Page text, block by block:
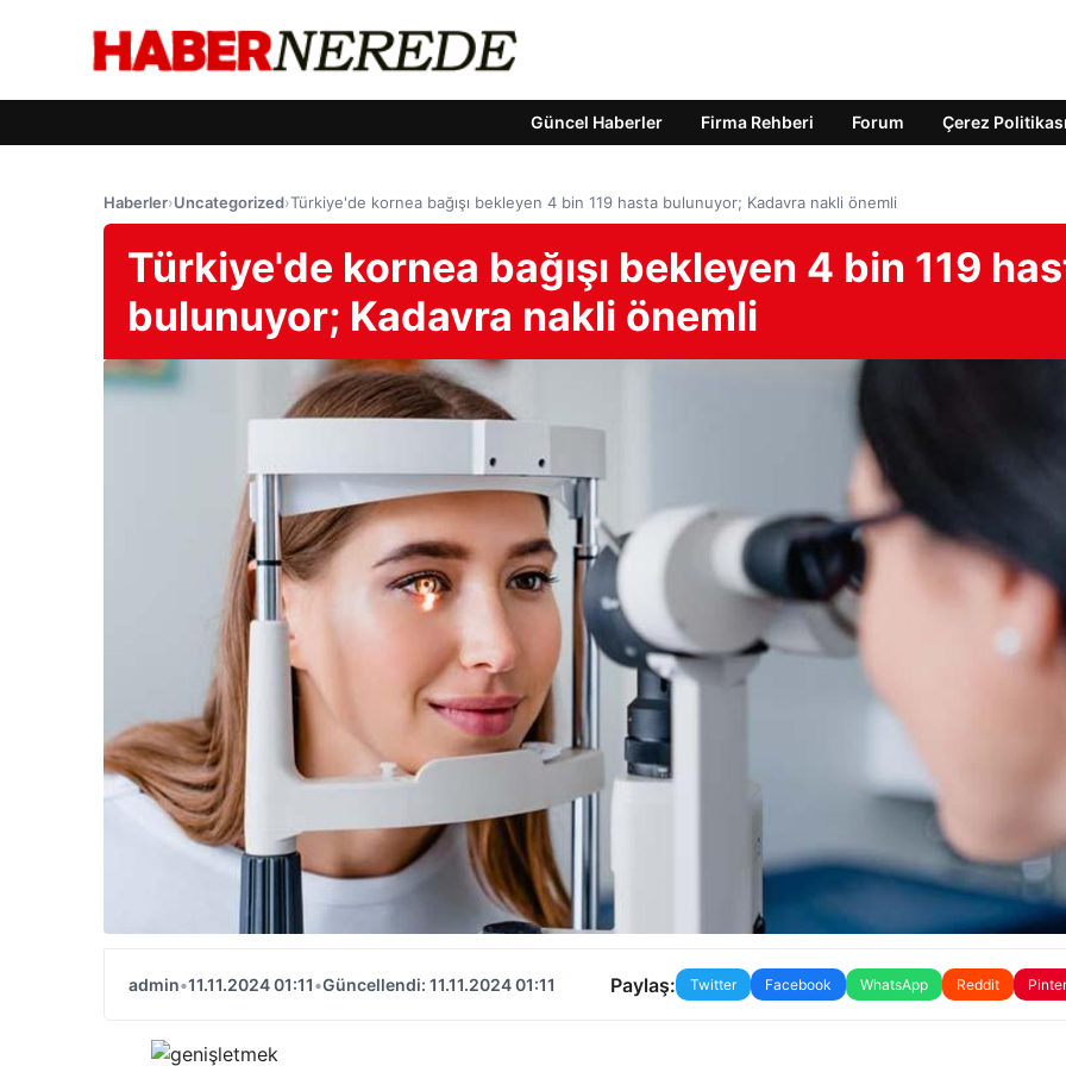
Güncel Haberler Firma Rehberi Forum Çerez Politikası
Haberler›Uncategorized›Türkiye'de kornea bağışı bekleyen 4 bin 119 hasta bulunuyor; Kadavra nakli önemli
Türkiye'de kornea bağışı bekleyen 4 bin 119
bulunuyor; Kadavra nakli önemli
admin•11.11.2024 01:11•Güncellendi: 11.11.2024 01:11 Paylaş: Twitter Facebook WhatsApp Reddit